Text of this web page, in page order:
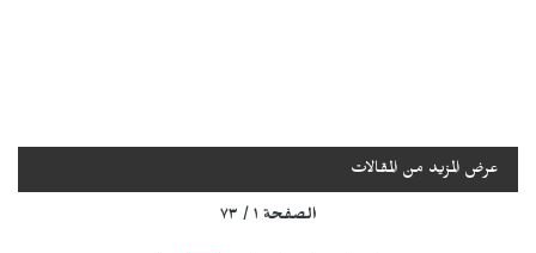
عرض المزيد من المقالات
الصفحة ١ / ٧٣